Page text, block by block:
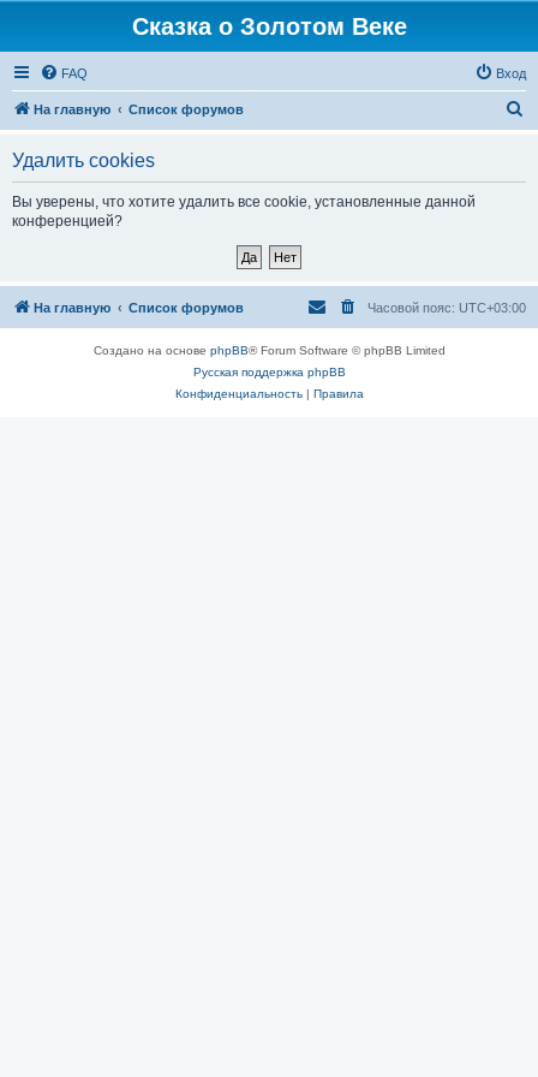
Сказка о Золотом Веке
FAQ Вход
На главную Список форумов
Удалить cookies
Вы уверены, что хотите удалить все cookie, установленные данной
конференцией?
На главную Список форумов Часовой пояс: UTC+03:00
Создано на основе phpBB® Forum Software © phpBB Limited
Русская поддержка phpBB
Конфиденциальность| Правила